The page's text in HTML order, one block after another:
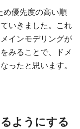
め優先度の高い順
いきました。これ
インモデリングが
みることで、ドメ
ったと思います。
ようにする